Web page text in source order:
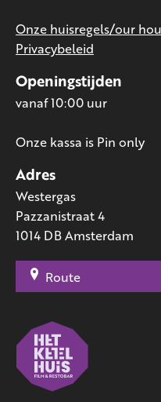
Adres
Westergas
Pazzanistraat 4
1014 DB Amsterdam
Route
Openingstijden
vanaf 10:00 uur
Onze kassa is Pin only
Onze huisregels/our
Privacybeleid